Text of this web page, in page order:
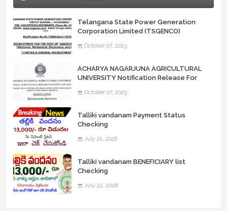
Telangana State Power Generation
Corporation Limited (TSGENCO)
“Assistant Engineers" Posts
October 07, 2023
ACHARYA NAGARJUNA AGRICULTURAL
UNIVERSITY Notification Release For
October 07, 2023
Talliki vandanam Payment Status
Checking
July 21, 2026
Talliki vandanam BENEFICIARY list
Checking
July 22, 2026